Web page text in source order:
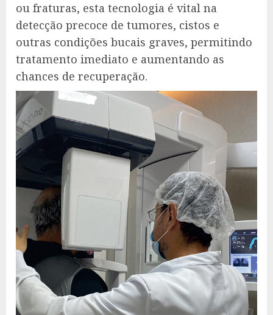
ou fraturas, esta tecnologia é vital na
detecção precoce de tumores, cistos e
outras condições bucais graves, permitindo
tratamento imediato e aumentando as
chances de recuperação.